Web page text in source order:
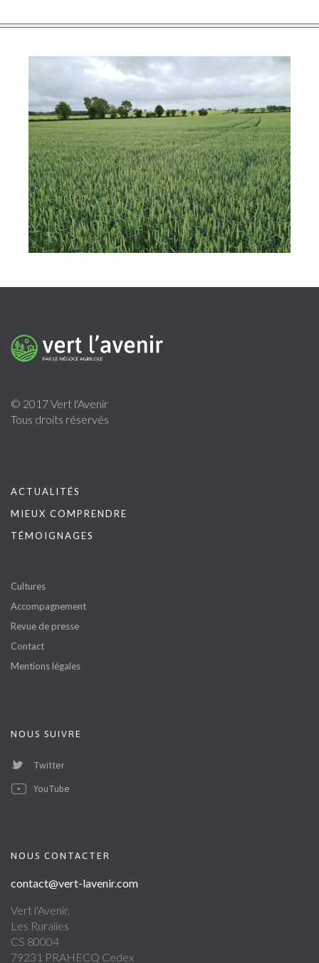
© 2017 Vert l'Avenir
Tous droits réservés
ACTUALITÉS
MIEUX COMPRENDRE
TÉMOIGNAGES
Cultures
Accompagnement
Revue de presse
Contact
Mentions légales
NOUS SUIVRE
Twitter
YouTube
NOUS CONTACTER
contact@vert-lavenir.com
Vert l'Avenir,
Les Ruralies
CS 80004
79231 PRAHECQ Cedex